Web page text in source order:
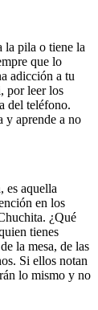
la pila o tiene la
que lo
adicción a tu
por leer los
del teléfono.
y aprende a no
es aquella
en los
¿Qué
tienes
la mesa, de las
Si ellos notan
lo mismo y no